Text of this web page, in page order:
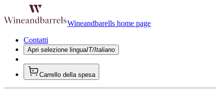
Wineandbarells home page
Contatti
Apri selezione linguaIT/Italiano
Carrello della spesa